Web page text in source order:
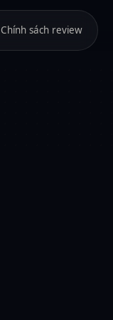
Chính sách review